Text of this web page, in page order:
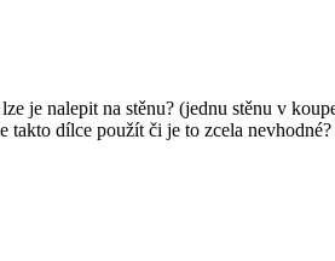
nalepit na stěnu? (jednu stěnu v
dílce použít či je to zcela